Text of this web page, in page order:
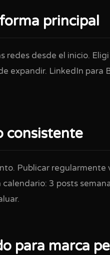
principal
redes desde el inicio.
expandir. LinkedIn para
consistente
Publicar
3 posts
para marca